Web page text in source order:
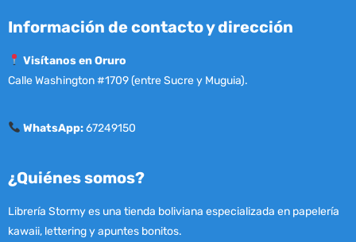
Información de contacto y dirección
Visítanos en Oruro
Calle Washington #1709 (entre Sucre y Muguia).
WhatsApp:67249150
¿Quiénes somos?
Librería Stormy es una tienda boliviana especializada en papelería
kawaii, lettering y apuntes bonitos.